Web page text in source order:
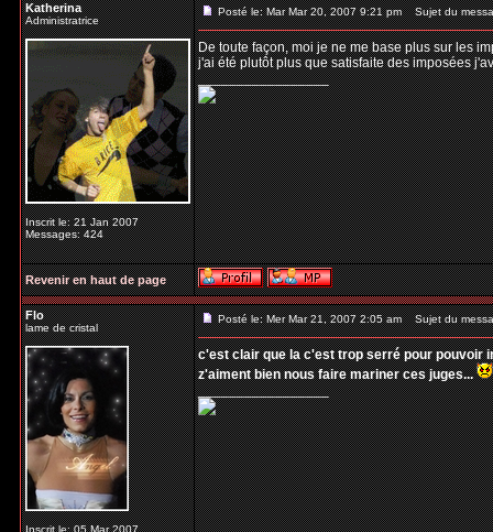
Katherina
Administratrice
Inscrit le: 21 Jan 2007
Messages: 424
Posté le: Mar Mar 20, 2007 9:21 pm Sujet du
De toute façon, moi je ne me base plus sur les
j'ai été plutôt plus que satisfaite des imposées
_________________
Revenir en haut de page
Flo
lame de cristal
Inscrit le: 05 Mar 2007
Posté le: Mer Mar 21, 2007 2:05 am Sujet du
c'est clair que la c'est trop serré pour pouvoir
z'aiment bien nous faire mariner ces juges...
_________________